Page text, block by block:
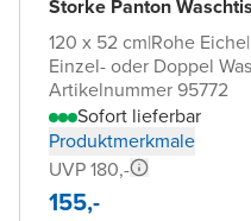
Storke Panton
120 x 52 cm|Rohe Eiche|
Einzel- oder Doppel
Artikelnummer 95772
Sofort lieferbar
Produktmerkmale
UVP 180,-
155,-